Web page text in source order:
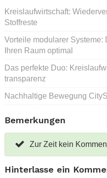
Kreislaufwirtschaft:
Stoffreste
Vorteile modularer
Ihren Raum optimal
Das perfekte Duo:
transparenz
Nachhaltige Bewegung
Bemerkungen
Zur Zeit kein
Hinterlasse ein